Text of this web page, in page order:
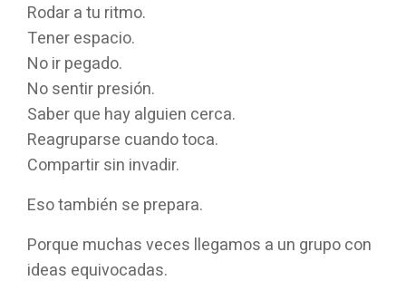
Rodar a tu ritmo.
Tener espacio.
No ir pegado.
No sentir presión.
Saber que hay alguien cerca.
Reagruparse cuando toca.
Compartir sin invadir.
Eso también se prepara.
Porque muchas veces llegamos a un grupo con
ideas equivocadas.